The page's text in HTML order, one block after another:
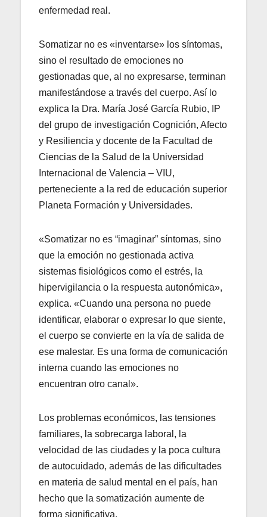
enfermedad real.
Somatizar no es «inventarse» los síntomas,
sino el resultado de emociones no
gestionadas que, al no expresarse, terminan
manifestándose a través del cuerpo. Así lo
explica la Dra. María José García Rubio, IP
del grupo de investigación Cognición, Afecto
y Resiliencia y docente de la Facultad de
Ciencias de la Salud de la Universidad
Internacional de Valencia – VIU,
perteneciente a la red de educación superior
Planeta Formación y Universidades.
«Somatizar no es “imaginar” síntomas, sino
que la emoción no gestionada activa
sistemas fisiológicos como el estrés, la
hipervigilancia o la respuesta autonómica»,
explica. «Cuando una persona no puede
identificar, elaborar o expresar lo que siente,
el cuerpo se convierte en la vía de salida de
ese malestar. Es una forma de comunicación
interna cuando las emociones no
encuentran otro canal».
Los problemas económicos, las tensiones
familiares, la sobrecarga laboral, la
velocidad de las ciudades y la poca cultura
de autocuidado, además de las dificultades
en materia de salud mental en el país, han
hecho que la somatización aumente de
forma significativa.